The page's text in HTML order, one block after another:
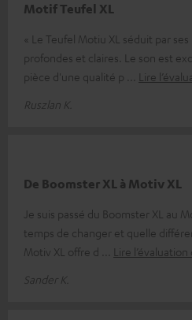
Motif Teufel XL
« Le Teufel Motiu XL séduit par
profondes et claires. Le son est
pièce d'une qualité p
Lire
Ruszlan K.
De Boomster XL à Motiv XL
Je suis passé du Boomster XL au
temps de changer et quelle
Motiv XL offre d
Lire
Sander K.